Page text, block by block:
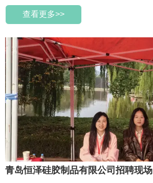
展位号: 745
查看更多>>
青岛恒泽硅胶制品有限公司招聘现场